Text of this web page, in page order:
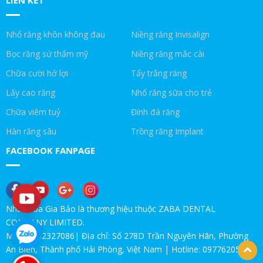
Trồng răng Implant ăn hạt cứng thoải mái|Nha Khoa Gia Bảo
Trồng răng Implant ở Gia Bảo như ở Mỹ|Nha Khoa Gia Bảo
Trồng răng Implant ăn nhai thế nào?!Nha Khoa Gia Bảo
Trồng răng Implant sợ nhất điều này|Nha Khoa Gia Bảo
Chú Thọ 70 tuổi| SAO VẪN QUYẾT ĐỊNH CẤY IMPLANT|Nha Khoa
Gia Bảo
Nhổ răng 8 tìm nha khoa tốt, không lại mất nốt răng 7
Mất ngủ vì mọc đủ 4 răng khôn
Nhổ răng khôn không đau
Niềng răng Invisalign
Bọc răng sứ thẩm mỹ
Niềng răng mắc cài
Chữa cười hở lợi
Tẩy trắng răng
Lấy cao răng
Nhổ răng sữa cho trẻ
Chữa viêm tuỷ
Đính đá răng
Hàn răng sâu
Trồng răng Implant
FACEBOOK FANPAGE
Nha khoa Gia Bảo là thương hiệu thuộc ZABA DENTAL
COMPANY LIMITED.
MST: 0202327086| Địa chỉ: Số 278D Trần Nguyên Hãn, Phường
An Biên, Thành phố Hải Phòng, Việt Nam | Hotline: 0977620555